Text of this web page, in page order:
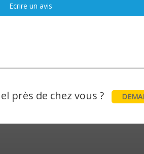
Ecrire un avis
près de chez vous ?